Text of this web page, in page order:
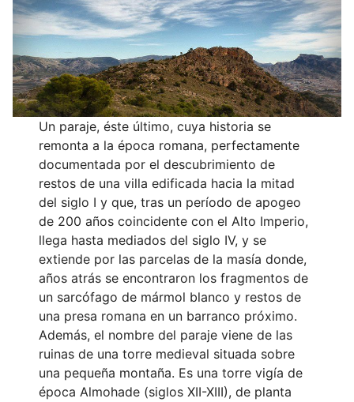
Un paraje, éste último, cuya historia se
remonta a la época romana, perfectamente
documentada por el descubrimiento de
restos de una villa edificada hacia la mitad
del siglo I y que, tras un período de apogeo
de 200 años coincidente con el Alto Imperio,
llega hasta mediados del siglo IV, y se
extiende por las parcelas de la masía donde,
años atrás se encontraron los fragmentos de
un sarcófago de mármol blanco y restos de
una presa romana en un barranco próximo.
Además, el nombre del paraje viene de las
ruinas de una torre medieval situada sobre
una pequeña montaña. Es una torre vigía de
época Almohade (siglos XII-XIII), de planta